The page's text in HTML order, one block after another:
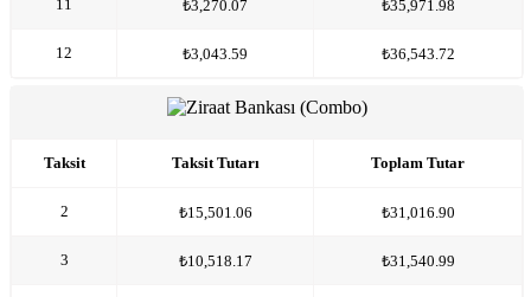
11 ₺3,270.07 ₺35,971.98
12 ₺3,043.59 ₺36,543.72
Taksit Taksit Tutarı Toplam Tutar
2 ₺15,501.06 ₺31,016.90
3 ₺10,518.17 ₺31,540.99